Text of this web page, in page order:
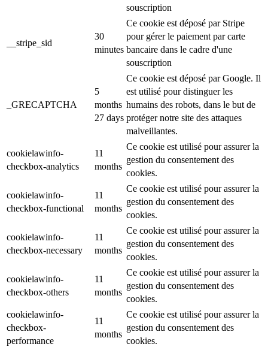
souscription
__stripe_sid
30
minutes
Ce cookie est déposé par Stripe
pour gérer le paiement par carte
bancaire dans le cadre d'une
souscription
_GRECAPTCHA
5
months
27 days
Ce cookie est déposé par Google. Il
est utilisé pour distinguer les
humains des robots, dans le but de
protéger notre site des attaques
malveillantes.
cookielawinfo-
checkbox-analytics
11
months
Ce cookie est utilisé pour assurer la
gestion du consentement des
cookies.
cookielawinfo-
checkbox-functional
11
months
Ce cookie est utilisé pour assurer la
gestion du consentement des
cookies.
cookielawinfo-
checkbox-necessary
11
months
Ce cookie est utilisé pour assurer la
gestion du consentement des
cookies.
cookielawinfo-
checkbox-others
11
months
Ce cookie est utilisé pour assurer la
gestion du consentement des
cookies.
cookielawinfo-
checkbox-
performance
11
months
Ce cookie est utilisé pour assurer la
gestion du consentement des
cookies.